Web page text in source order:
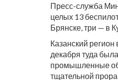
Пресс-служба
целых 13
Брянске, три — в
Казанский
декабря туда
промышленные
тщательной